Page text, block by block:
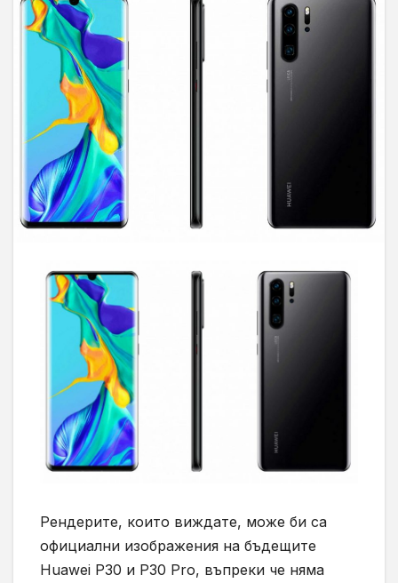
Рендерите, които виждате, може би са
официални изображения на бъдещите
Huawei P30 и P30 Pro, въпреки че няма